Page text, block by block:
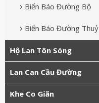
Biển Báo Đường Bộ
Biển Báo Đường Thuỷ
Hộ Lan Tôn Sóng
Lan Can Cầu Đường
Khe Co Giãn